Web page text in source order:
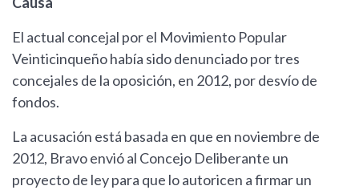
El actual concejal por el Movimiento Popular
Veinticinqueño había sido denunciado por tres
concejales de la oposición, en 2012, por desvío de
fondos.
La acusación está basada en que en noviembre de
2012, Bravo envió al Concejo Deliberante un
proyecto de ley para que lo autoricen a firmar un